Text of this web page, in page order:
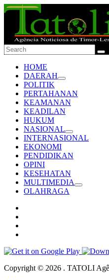
HOME
DAERAH
POLITIK
PERTAHANAN
KEAMANAN
KEADILAN
HUKUM
NASIONAL
INTERNASIONAL
EKONOMI
PENDIDIKAN
OPINI
KESEHATAN
MULTIMEDIA
OLAHRAGA
Copyright © 2026 . TATOLI